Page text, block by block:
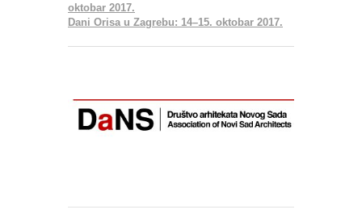
oktobar 2017.
Dani Orisa u Zagrebu: 14–15. oktobar 2017.